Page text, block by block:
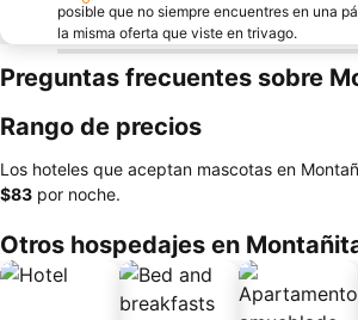
posible que no siempre encuentres en una
la misma oferta que viste en trivago.
Preguntas frecuentes sobre
Rango de precios
Los hoteles que aceptan mascotas en
‎$83 por noche.
Otros hospedajes en